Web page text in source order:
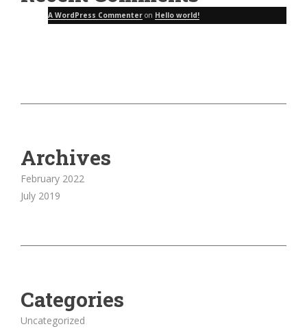
A WordPress Commenter on Hello world!
Archives
February 2022
July 2019
Categories
Uncategorized